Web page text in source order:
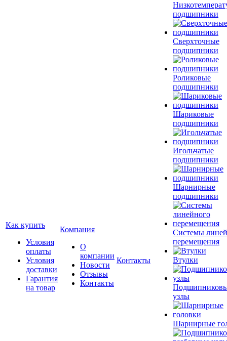
Как купить
Условия
оплаты
Условия
доставки
Гарантия
на товар
Компания
О
компании
Новости
Отзывы
Контакты
Контакты
подшипники
Сверхточные
подшипники
Роликовые
подшипники
Шариковые
подшипники
Игольчатые
подшипники
Шарнирные
подшипники
Системы
перемещения
Втулки
узлы
Шарнирные